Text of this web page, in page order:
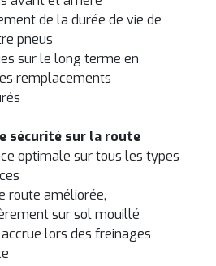
de la durée de vie de
pneus
sur le long terme en
remplacements
sécurité sur la route
optimale sur tous les types
route améliorée,
sur sol mouillé
lors des freinages